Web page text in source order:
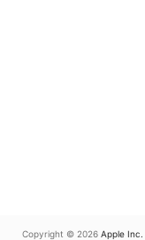
Copyright © 2026 Apple Inc.